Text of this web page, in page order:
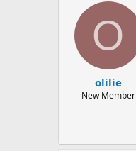
i
O
olilie
New Member